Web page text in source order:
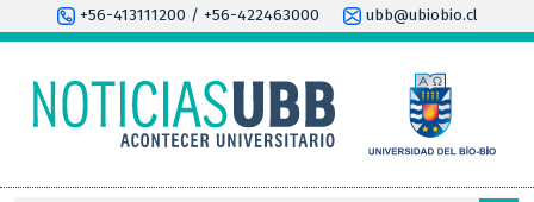
+56-413111200 / +56-422463000 ubb@ubiobio.cl